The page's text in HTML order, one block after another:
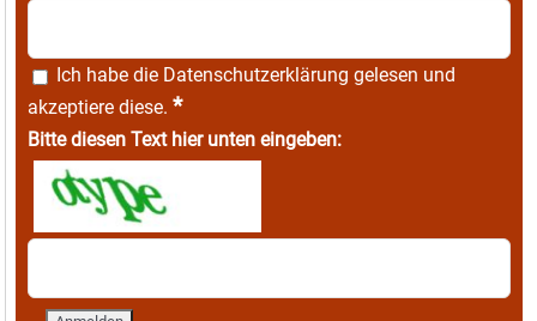
Ich habe die Datenschutzerklärung gelesen und
akzeptiere diese. *
Bitte diesen Text hier unten eingeben: